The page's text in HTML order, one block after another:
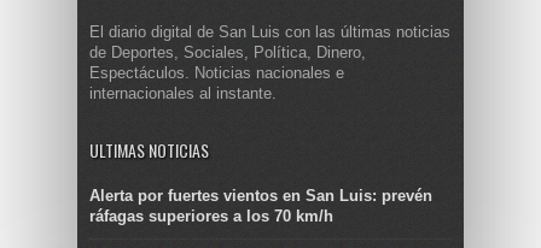
El diario digital de San Luis con las últimas noticias
de Deportes, Sociales, Política, Dinero,
Espectáculos. Noticias nacionales e
internacionales al instante.
ULTIMAS NOTICIAS
Alerta por fuertes vientos en San Luis: prevén
ráfagas superiores a los 70 km/h